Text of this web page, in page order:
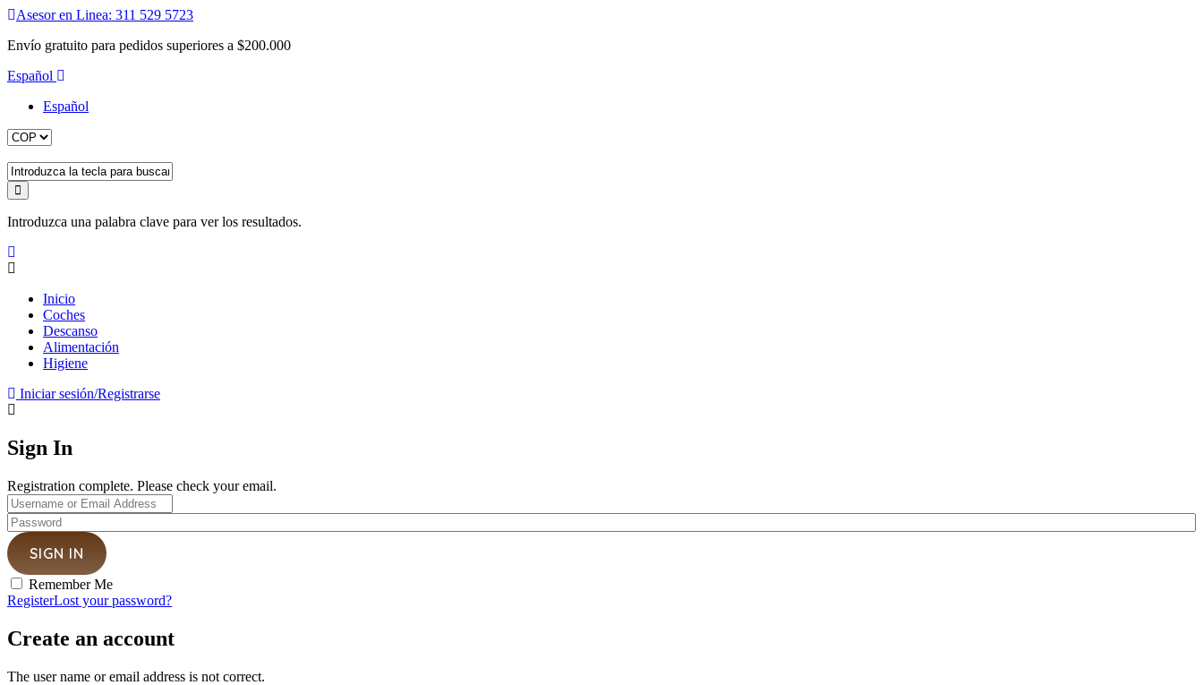
Asesor en Linea: 311 529 5723
Envío gratuito para pedidos superiores a $200.000
Español
Español
Introduzca una palabra clave para ver los resultados.
Inicio
Coches
Descanso
Alimentación
Higiene
Iniciar sesión/Registrarse
Sign In
Registration complete. Please check your email.
Remember Me
RegisterLost your password?
Create an account
The user name or email address is not correct.